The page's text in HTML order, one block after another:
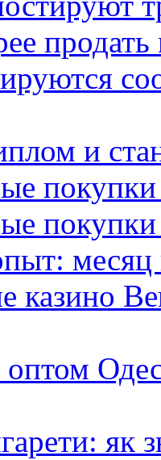
и
покупки
месяц
казино
оптом
як